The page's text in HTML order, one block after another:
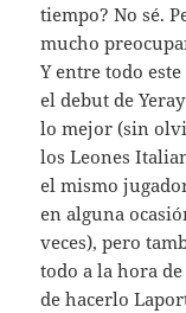
tiempo? No sé.
mucho
Y entre todo
el debut de
lo mejor (sin
los Leones
el mismo
en alguna
veces), pero
todo a la hora
de hacerlo